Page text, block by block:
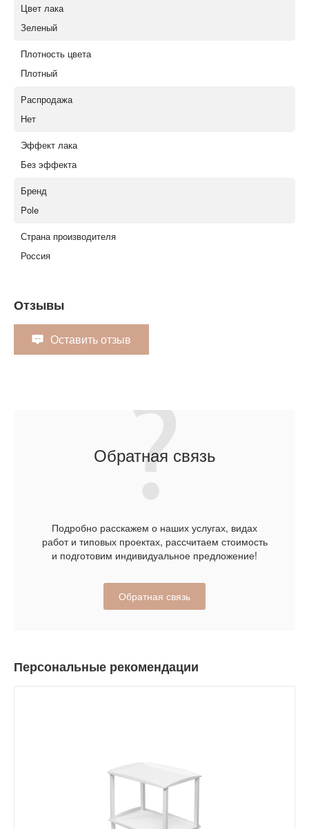
Цвет лака
Зеленый
Плотность цвета
Плотный
Распродажа
Нет
Эффект лака
Без эффекта
Бренд
Pole
Страна производителя
Россия
Отзывы
Оставить отзыв
Обратная связь
Подробно расскажем о наших услугах, видах
работ и типовых проектах, рассчитаем стоимость
и подготовим индивидуальное предложение!
Обратная связь
Персональные рекомендации